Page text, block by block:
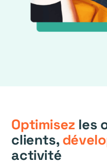
Optimisez les
clients,
activité